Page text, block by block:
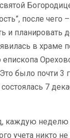
после чего
и планировать
в храме
было почти 3
7
каждую неделю
учета никто